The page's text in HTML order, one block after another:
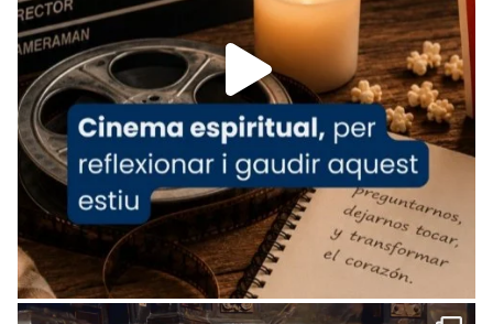
Foto
View on Facebook · Share
Arquebisbat de Barcelona
1 week ago
«Avui les santes Juliana i Semproniana ens
ajuden a alçar la mirada»
Mons. Sergi Gordo, bisbe de Tortosa, ha
presidit aquest 27 de juliol la missa de Les
Santes de Mataró.